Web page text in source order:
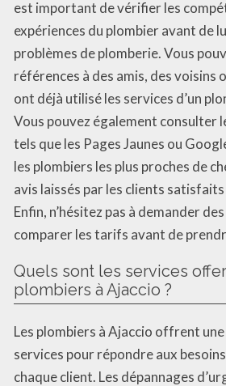
est important de vérifier les
expériences du plombier avant de
problèmes de plomberie. Vous
références à des amis, des voisins
ont déjà utilisé les services d’un
Vous pouvez également consulter
tels que les Pages Jaunes ou
les plombiers les plus proches de
avis laissés par les clients
Enfin, n’hésitez pas à demander
comparer les tarifs avant de
Quels sont les services
plombiers à Ajaccio ?
Les plombiers à Ajaccio offrent
services pour répondre aux
chaque client. Les dépannages